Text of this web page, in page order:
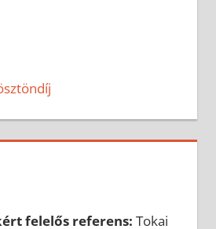
felelős referens: Tokai